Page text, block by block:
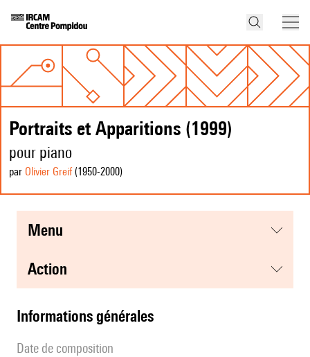
Portraits et Apparitions (1999)
pour piano
par Olivier Greif(1950-2000)
menu
action
informations générales
date de composition